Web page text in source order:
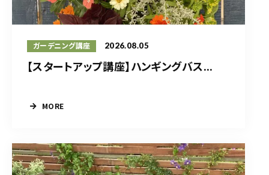
ガーデニング講座 2026.08.05
【スタートアップ講座】ハンギングバス...
MORE